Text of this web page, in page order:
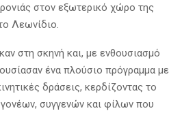
στον εξωτερικό χώρο της
Λεωνίδιο.
στη σκηνή και, με ενθουσιασμό
ένα πλούσιο πρόγραμμα με
δράσεις, κερδίζοντας το
συγγενών και φίλων που